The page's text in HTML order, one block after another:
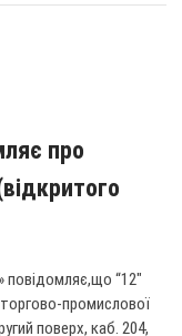
про
повідомляє,що “12″
промислової
поверх, каб. 204,